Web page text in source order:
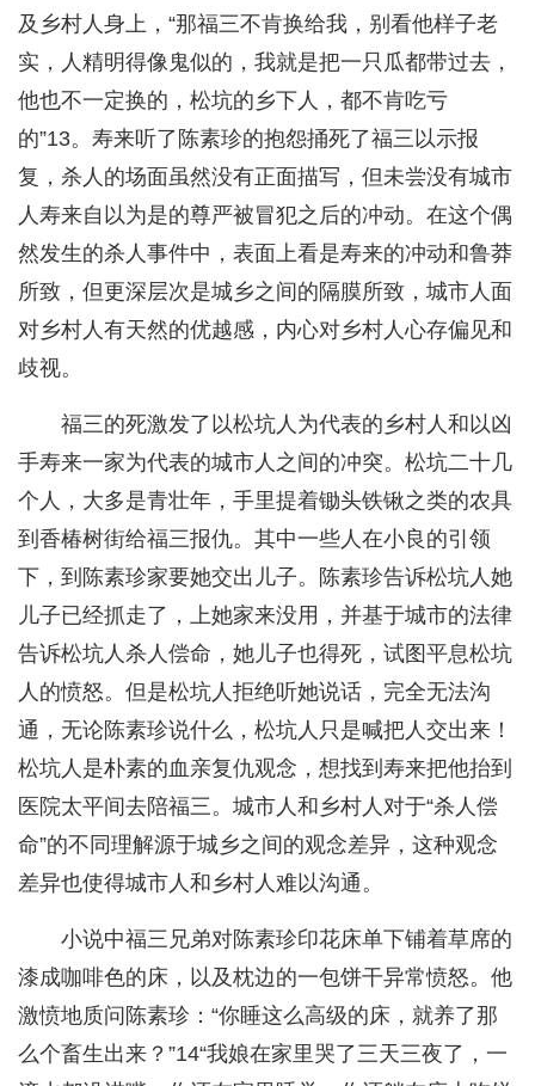
及乡村人身上，“那福三不肯换给我，别看他样子老
实，人精明得像鬼似的，我就是把一只瓜都带过去，
他也不一定换的，松坑的乡下人，都不肯吃亏
的”13。寿来听了陈素珍的抱怨捅死了福三以示报
复，杀人的场面虽然没有正面描写，但未尝没有城市
人寿来自以为是的尊严被冒犯之后的冲动。在这个偶
然发生的杀人事件中，表面上看是寿来的冲动和鲁莽
所致，但更深层次是城乡之间的隔膜所致，城市人面
对乡村人有天然的优越感，内心对乡村人心存偏见和
歧视。
福三的死激发了以松坑人为代表的乡村人和以凶
手寿来一家为代表的城市人之间的冲突。松坑二十几
个人，大多是青壮年，手里提着锄头铁锹之类的农具
到香椿树街给福三报仇。其中一些人在小良的引领
下，到陈素珍家要她交出儿子。陈素珍告诉松坑人她
儿子已经抓走了，上她家来没用，并基于城市的法律
告诉松坑人杀人偿命，她儿子也得死，试图平息松坑
人的愤怒。但是松坑人拒绝听她说话，完全无法沟
通，无论陈素珍说什么，松坑人只是喊把人交出来！
松坑人是朴素的血亲复仇观念，想找到寿来把他抬到
医院太平间去陪福三。城市人和乡村人对于“杀人偿
命”的不同理解源于城乡之间的观念差异，这种观念
差异也使得城市人和乡村人难以沟通。
小说中福三兄弟对陈素珍印花床单下铺着草席的
漆成咖啡色的床，以及枕边的一包饼干异常愤怒。他
激愤地质问陈素珍：“你睡这么高级的床，就养了那
么个畜生出来？”14“我娘在家里哭了三天三夜了，一